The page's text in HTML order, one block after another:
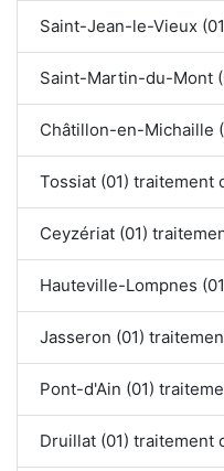
Saint-Jean-le-Vieux
Saint-Martin-du-Mont
Châtillon-en-Michaille
Tossiat (01) traitement
Ceyzériat (01)
Hauteville-Lompnes
Jasseron (01)
Pont-d'Ain (01)
Druillat (01) traitement